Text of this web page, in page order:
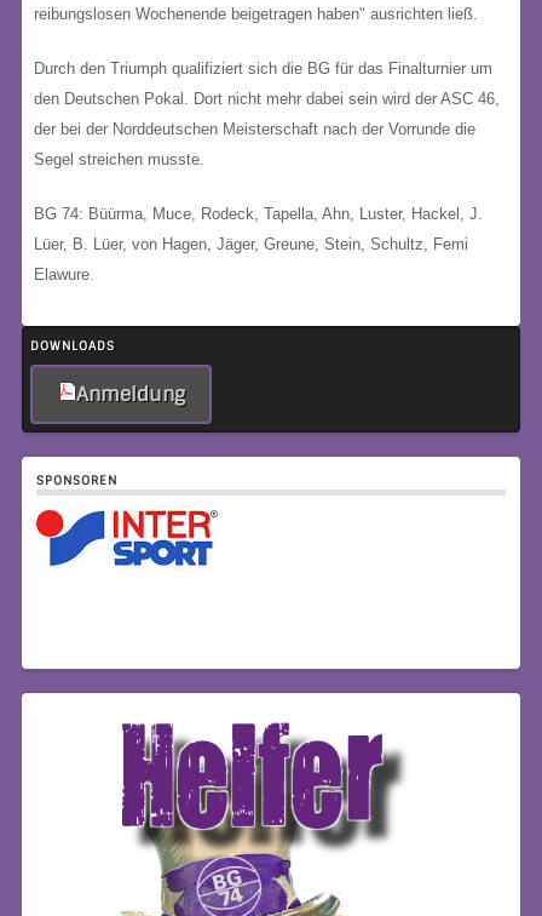
DOWNLOADS
Anmeldung
SPONSOREN
reibungslosen Wochenende beigetragen haben" ausrichten ließ.
Durch den Triumph qualifiziert sich die BG für das Finalturnier um
den Deutschen Pokal. Dort nicht mehr dabei sein wird der ASC 46,
der bei der Norddeutschen Meisterschaft nach der Vorrunde die
Segel streichen musste.
BG 74: Büürma, Muce, Rodeck, Tapella, Ahn, Luster, Hackel, J.
Lüer, B. Lüer, von Hagen, Jäger, Greune, Stein, Schultz, Femi
Elawure.